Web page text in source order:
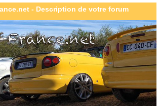
- Description de votre forum